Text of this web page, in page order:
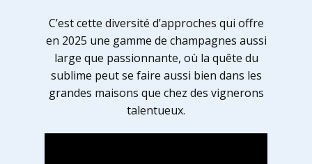
C’est cette diversité d’approches qui offre
en 2025 une gamme de champagnes aussi
large que passionnante, où la quête du
sublime peut se faire aussi bien dans les
grandes maisons que chez des vignerons
talentueux.